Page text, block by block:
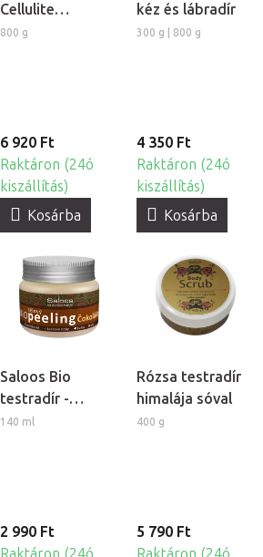
Cellulite
testradír
800 g
6 920 Ft
Raktáron (24ó
kiszállítás)
Kosárba
kéz és lábradír
300 g | 800 g
4 350 Ft
Raktáron (24ó
kiszállítás)
Kosárba
Saloos Bio
testradír -
Csokoládé
140 ml
2 990 Ft
Rózsa testradír
himalája sóval
400 g
5 790 Ft